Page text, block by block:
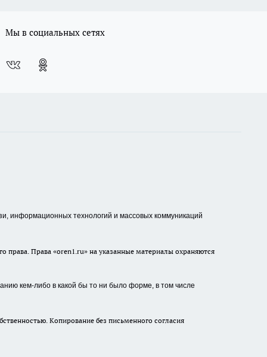
Мы в социальных сетях
информационных технологий и массовых коммуникаций
Права «oren1.ru» на указанные материалы охраняются
кем-либо в какой бы то ни было форме, в том числе
Копирование без письменного согласия